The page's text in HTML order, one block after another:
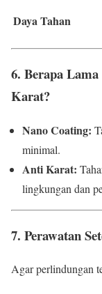
Daya Tahan
6. Berapa
Karat?
Nano Coating:
minimal.
Anti Karat:
lingkungan dan
7. Perawatan
Agar perlindungan